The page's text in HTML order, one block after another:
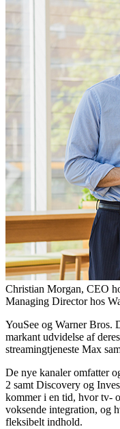
Christian Morgan, CEO
Managing Director hos
YouSee og Warner Bros.
markant udvidelse af
streamingtjeneste Max
De nye kanaler omfatter
2 samt Discovery og
kommer i en tid, hvor tv-
voksende integration, og
fleksibelt indhold.